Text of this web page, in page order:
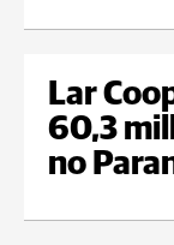
Lar
60,3
no